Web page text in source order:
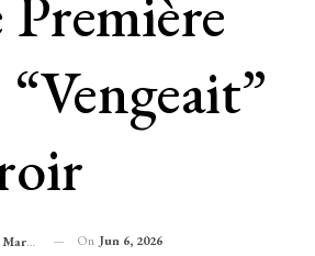
“vengeait”
On Jun 6, 2026